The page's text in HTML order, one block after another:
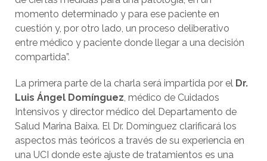
momento determinado y para ese paciente en
cuestión y, por otro lado, un proceso deliberativo
entre médico y paciente donde llegar a una decisión
compartida”.
La primera parte de la charla será impartida por el Dr.
Luis Ángel Domínguez, médico de Cuidados
Intensivos y director médico del Departamento de
Salud Marina Baixa. El Dr. Domínguez clarificará los
aspectos más teóricos a través de su experiencia en
una UCI donde este ajuste de tratamientos es una